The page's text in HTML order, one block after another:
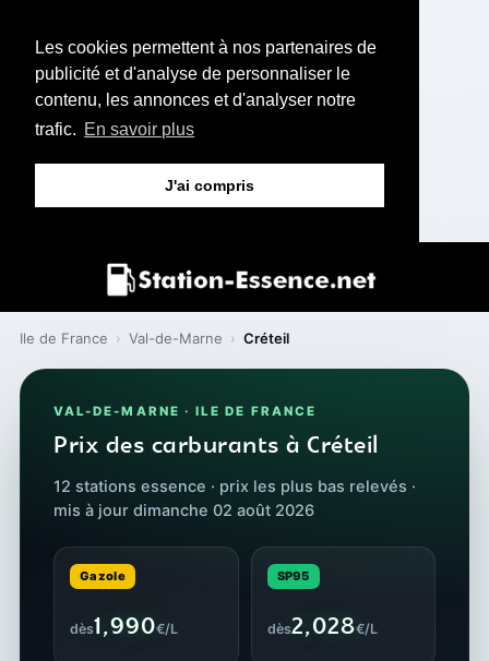
Les cookies permettent à nos partenaires de
publicité et d'analyse de personnaliser le
contenu, les annonces et d'analyser notre
trafic. En savoir plus
J'ai compris
Ile de France › Val-de-Marne › Créteil
VAL-DE-MARNE · ILE DE FRANCE
Prix des carburants à Créteil
12 stations essence · prix les plus bas relevés ·
mis à jour dimanche 02 août 2026
Gazole
dès1,990€/L
SP95
dès2,028€/L